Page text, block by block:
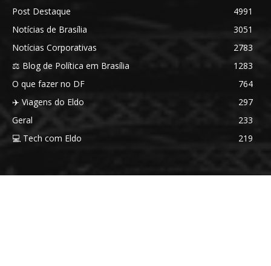
Post Destaque
4991
Notícias de Brasília
3051
Notícias Corporativas
2783
⚖️ Blog de Política em Brasília
1283
O que fazer no DF
764
✈️ Viagens do Eldo
297
Geral
233
💻 Tech com Eldo
219